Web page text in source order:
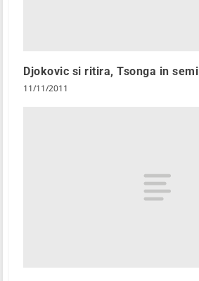
Djokovic si ritira, Tsonga in semi
11/11/2011